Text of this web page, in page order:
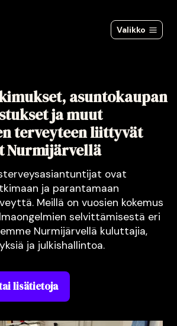
Valikko
asuntokaupan
ja muut
terveyteen liittyvät
Nurmijärvellä
ovat
ja parantamaan
Meillä on vuosien kokemus
selvittämisestä eri
Nurmijärvellä kuluttajia,
ja julkishallintoa.
lisätietoja